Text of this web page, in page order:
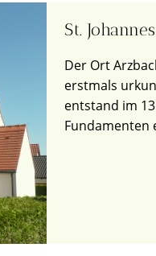
St.
Der Ort
erstmals
entstand im
Fundamenten